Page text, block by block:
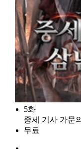
5화
중세 기사 가문
무료